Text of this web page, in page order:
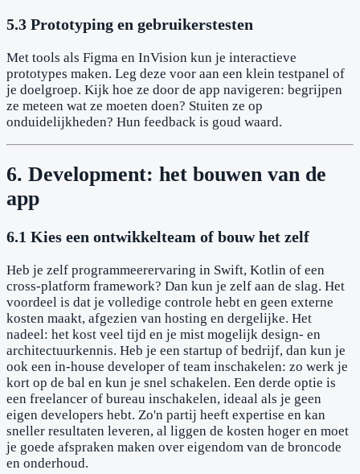
5.3 Prototyping en gebruikerstesten
Met tools als Figma en InVision kun je interactieve
prototypes maken. Leg deze voor aan een klein testpanel of
je doelgroep. Kijk hoe ze door de app navigeren: begrijpen
ze meteen wat ze moeten doen? Stuiten ze op
onduidelijkheden? Hun feedback is goud waard.
6. Development: het bouwen van de
app
6.1 Kies een ontwikkelteam of bouw het zelf
Heb je zelf programmeerervaring in Swift, Kotlin of een
cross-platform framework? Dan kun je zelf aan de slag. Het
voordeel is dat je volledige controle hebt en geen externe
kosten maakt, afgezien van hosting en dergelijke. Het
nadeel: het kost veel tijd en je mist mogelijk design- en
architectuurkennis. Heb je een startup of bedrijf, dan kun je
ook een in-house developer of team inschakelen: zo werk je
kort op de bal en kun je snel schakelen. Een derde optie is
een freelancer of bureau inschakelen, ideaal als je geen
eigen developers hebt. Zo'n partij heeft expertise en kan
sneller resultaten leveren, al liggen de kosten hoger en moet
je goede afspraken maken over eigendom van de broncode
en onderhoud.